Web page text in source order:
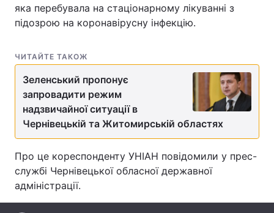
Україна Політика
Спорт Наука
Техно і зв'язок
Зброя Інциденти
Цікавинки Погода
яка перебувала на стаціонарному лікуванні з
підозрою на коронавірусну інфекцію.
ЧИТАЙТЕ ТАКОЖ
Зеленський пропонує
запровадити режим
надзвичайної ситуації в
Чернівецькій та Житомирській областях
Про це кореспонденту УНІАН повідомили у прес-
службі Чернівецької обласної державної
адміністрації.